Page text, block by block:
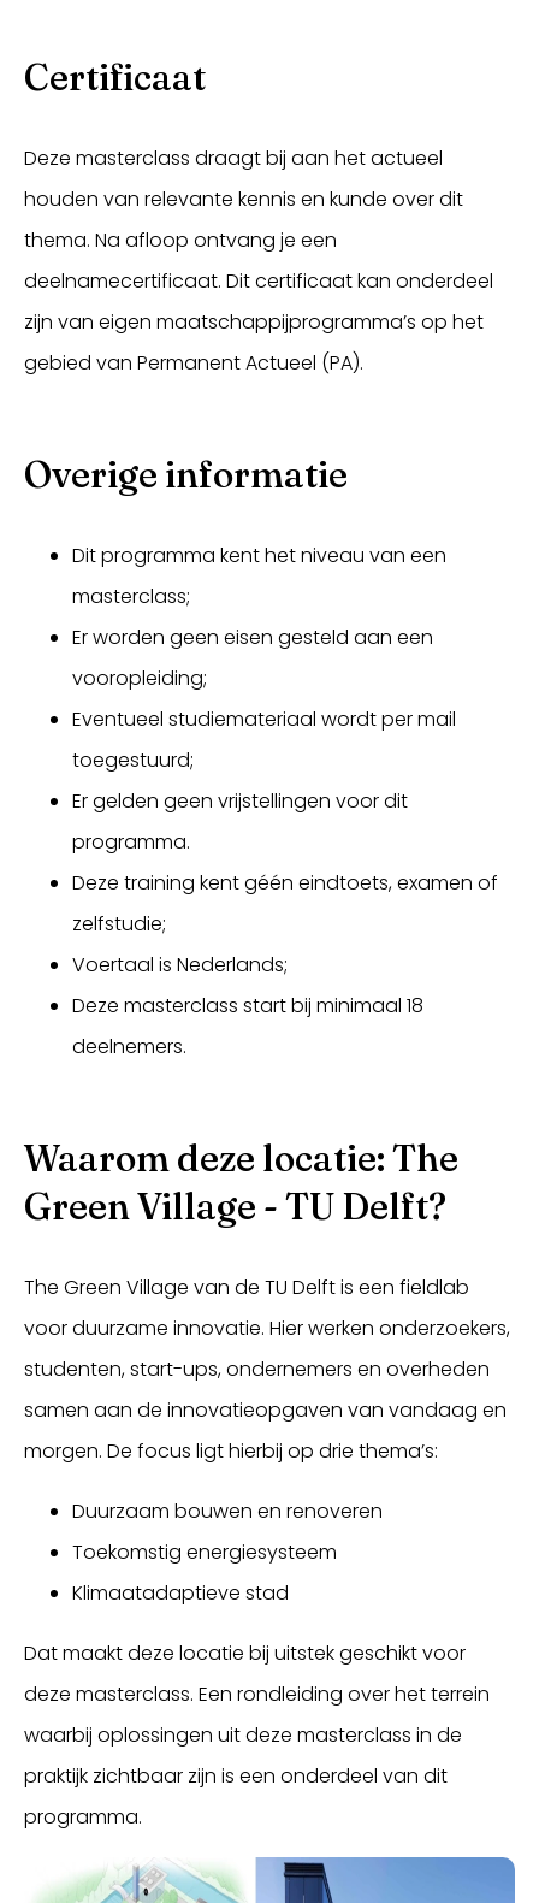
Certificaat
Deze masterclass draagt bij aan het actueel
houden van relevante kennis en kunde over dit
thema. Na afloop ontvang je een
deelnamecertificaat. Dit certificaat kan onderdeel
zijn van eigen maatschappijprogramma’s op het
gebied van Permanent Actueel (PA).
Overige informatie
Dit programma kent het niveau van een
masterclass;
Er worden geen eisen gesteld aan een
vooropleiding;
Eventueel studiemateriaal wordt per mail
toegestuurd;
Er gelden geen vrijstellingen voor dit
programma.
Deze training kent géén eindtoets, examen of
zelfstudie;
Voertaal is Nederlands;
Deze masterclass start bij minimaal 18
deelnemers.
Waarom deze locatie: The
Green Village - TU Delft?
The Green Village van de TU Delft is een fieldlab
voor duurzame innovatie. Hier werken onderzoekers,
studenten, start-ups, ondernemers en overheden
samen aan de innovatieopgaven van vandaag en
morgen. De focus ligt hierbij op drie thema’s:
Duurzaam bouwen en renoveren
Toekomstig energiesysteem
Klimaatadaptieve stad
Dat maakt deze locatie bij uitstek geschikt voor
deze masterclass. Een rondleiding over het terrein
waarbij oplossingen uit deze masterclass in de
praktijk zichtbaar zijn is een onderdeel van dit
programma.